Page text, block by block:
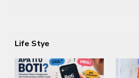
Life Stye